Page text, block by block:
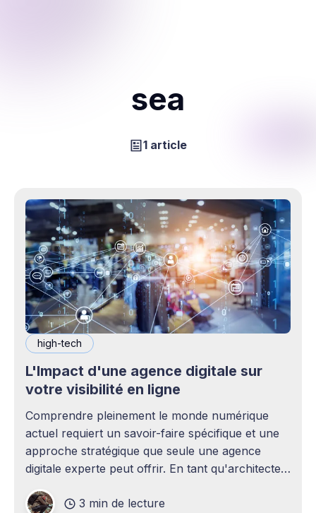
sea
1 article
high-tech
L'Impact d'une agence digitale sur
votre visibilité en ligne
Comprendre pleinement le monde numérique
actuel requiert un savoir-faire spécifique et une
approche stratégique que seule une agence
digitale experte peut offrir. En tant qu'architectes
fournissent un éventail de services essentiels
3 min de lecture